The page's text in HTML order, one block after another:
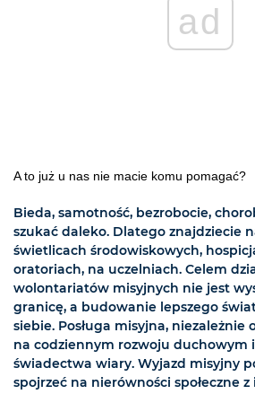
ad
A to już u nas nie macie komu pomagać?
Bieda, samotność, bezrobocie,
szukać daleko. Dlatego znajdziecie
świetlicach środowiskowych,
oratoriach, na uczelniach. Celem
wolontariatów misyjnych nie jest
granicę, a budowanie lepszego
siebie. Posługa misyjna, niezależnie
na codziennym rozwoju duchowym
świadectwa wiary. Wyjazd misyjny
spojrzeć na nierówności społeczne